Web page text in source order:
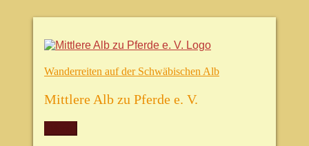
Zum
springen
Wanderreiten auf der Schwäbischen Alb
Mittlere Alb zu Pferde e. V.